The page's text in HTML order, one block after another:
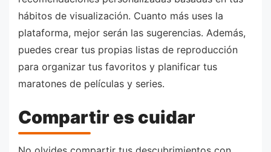
hábitos de visualización. Cuanto más uses la
plataforma, mejor serán las sugerencias. Además,
puedes crear tus propias listas de reproducción
para organizar tus favoritos y planificar tus
maratones de películas y series.
Compartir es cuidar